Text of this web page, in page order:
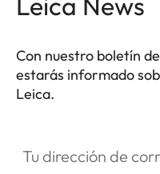
Con nuestro boletín
estarás informado
Leica.